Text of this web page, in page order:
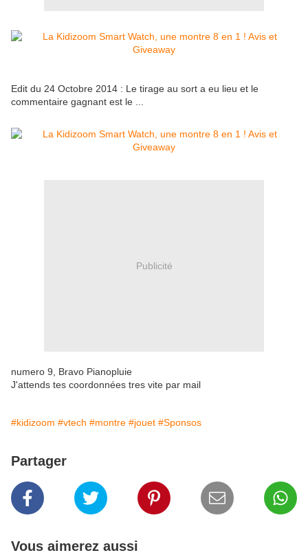
Edit du 24 Octobre 2014 : Le tirage au sort a eu lieu et le
commentaire gagnant est le ...
Publicité
numero 9, Bravo Pianopluie
J'attends tes coordonnées tres vite par mail
#kidizoom #vtech #montre #jouet #Sponsos
Partager
Vous aimerez aussi